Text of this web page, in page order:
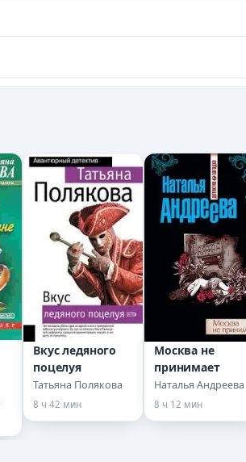
Вкус ледяного
поцелуя
Татьяна Полякова
8 ч 42 мин
Москва не
принимает
Наталья Андреева
8 ч 12 мин